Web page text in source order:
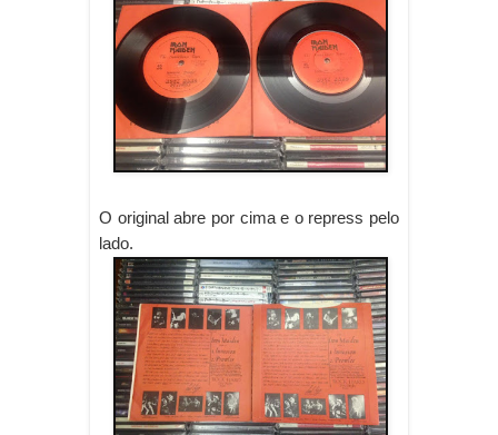
O original abre por cima e o repress pelo
lado.